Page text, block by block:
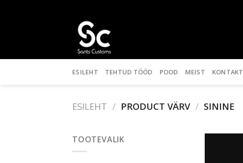
ESILEHT TEHTUD TÖÖD POOD MEIST KONTAKT
ESILEHT / PRODUCT VÄRV / SININE
TOOTEVALIK